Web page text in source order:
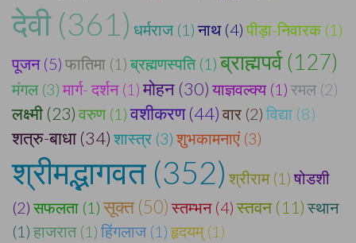
देवी (361) धर्मराज (1) नाथ (4) पीड़ा-निवारक (1)
पूजन (5) फातिमा (1) ब्रह्मणस्पति (1) ब्राह्मपर्व (127)
मंगल (3) मार्ग- दर्शन (1) मोहन (30) याज्ञवल्क्य (1) रमल (2)
लक्ष्मी (23) वरुण (1) वशीकरण (44) वार (2) विद्या (8)
शत्रु-बाधा (34) शास्त्र (3) शुभकामनाएं (3)
श्रीमद्भागवत (352) श्रीराम (1) षोडशी
(2) सफलता (1) सूक्त (50) स्तम्भन (4) स्तवन (11) स्थान
(1) हाजरात (1) हिंगलाज (1) हृदयम् (1)